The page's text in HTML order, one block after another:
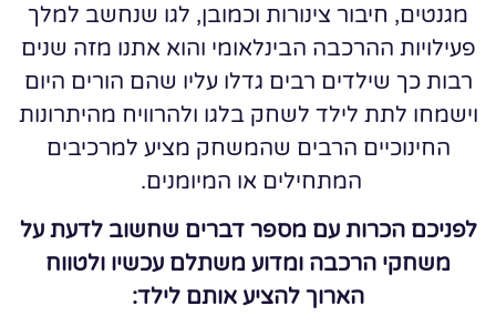
מגנטים, חיבור צינורות וכמובן, לגו שנחשב למלך
פעילויות ההרכבה הבינלאומי והוא אתנו מזה שנים
רבות כך שילדים רבים גדלו עליו שהם הורים היום
וישמחו לתת לילד לשחק בלגו ולהרוויח מהיתרונות
החינוכיים הרבים שהמשחק מציע למרכיבים
המתחילים או המיומנים.
לפניכם הכרות עם מספר דברים שחשוב לדעת על
משחקי הרכבה ומדוע משתלם עכשיו ולטווח
הארוך להציע אותם לילד: